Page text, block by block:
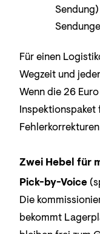
Für einen
Wegzeit und
Wenn die 26
Inspektionspaket
Zwei Hebel für
Pick-by-Voice
Die
bekommt